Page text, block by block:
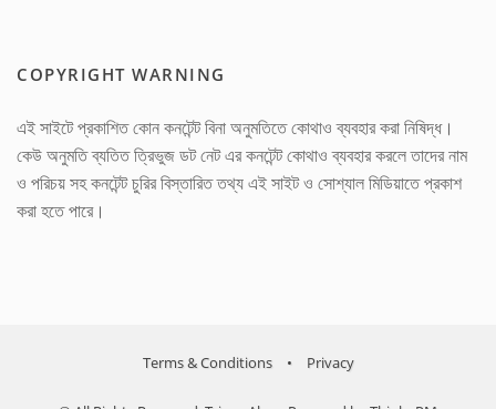
COPYRIGHT WARNING
এই সাইটে প্রকাশিত কোন কনটেন্ট বিনা অনুমতিতে কোথাও ব্যবহার করা নিষিদ্ধ।
কেউ অনুমতি ব্যতিত ত্রিভুজ ডট নেট এর কনটেন্ট কোথাও ব্যবহার করলে তাদের নাম
ও পরিচয় সহ কনটেন্ট চুরির বিস্তারিত তথ্য এই সাইট ও সোশ্যাল মিডিয়াতে প্রকাশ
করা হতে পারে।
Terms & Conditions • Privacy